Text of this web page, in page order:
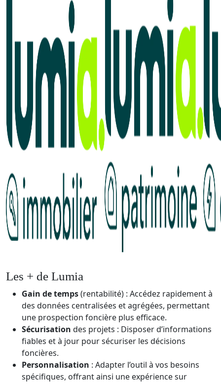
Les + de Lumia
Gain de temps(rentabilité) : Accédez rapidement à
des données centralisées et agrégées, permettant
une prospection foncière plus efficace.
Sécurisation des projets : Disposer d’informations
fiables et à jour pour sécuriser les décisions
foncières.
Personnalisation : Adapter l’outil à vos besoins
spécifiques, offrant ainsi une expérience sur